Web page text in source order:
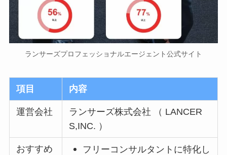
ランサーズプロフェッショナルエージェント公式サイト
項目 内容
運営会社
ランサーズ株式会社 （ LANCER
S,INC. ）
おすすめ
フリーコンサルタントに特化し